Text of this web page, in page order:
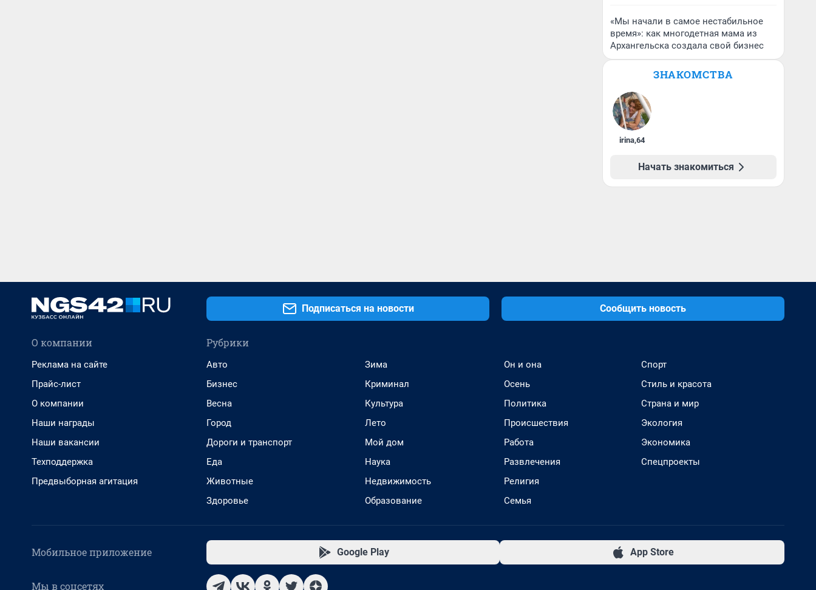
«Мы начали в самое нестабильное
время»: как многодетная мама из
Архангельска создала свой бизнес
ЗНАКОМСТВА
irina,64
Начать знакомиться
Подписаться на новости Сообщить новость
О компании
Реклама на сайте
Прайс-лист
О компании
Наши награды
Наши вакансии
Техподдержка
Предвыборная агитация
Рубрики
Авто
Бизнес
Весна
Город
Дороги и транспорт
Еда
Животные
Здоровье
Зима
Криминал
Культура
Лето
Мой дом
Наука
Недвижимость
Образование
Он и она
Осень
Политика
Происшествия
Работа
Развлечения
Религия
Семья
Спорт
Стиль и красота
Страна и мир
Экология
Экономика
Спецпроекты
Мобильное приложение Google Play App Store
Мы в соцсетях